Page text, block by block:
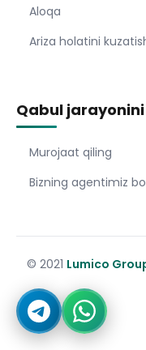
Aloqa
Ariza holatini
Qabul
Murojaat qiling
Bizning agentimiz
© 2021 Lumico